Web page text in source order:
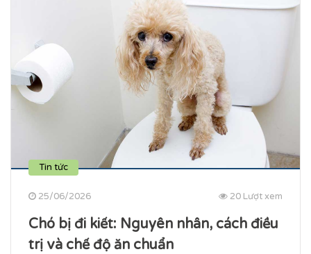
Tin tức
25/06/2026 20 Lượt xem
Chó bị đi kiết​: Nguyên nhân, cách điều
trị và chế độ ăn chuẩn